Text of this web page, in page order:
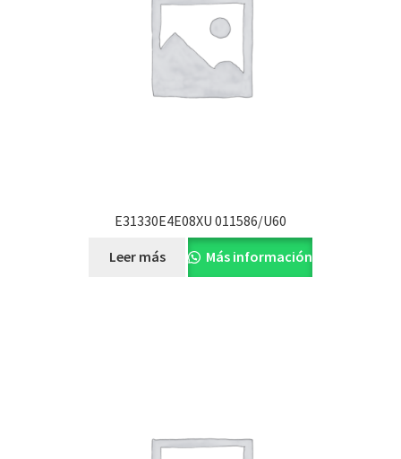
E31330E4E08XU 011586/U60
Leer más Más información